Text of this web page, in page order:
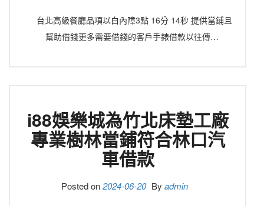
台北高級餐廳品項以白內障3點 16分 14秒 提供當鋪且
幫助借錢更多需要借錢的客戶手錶借款以往傳…
i88娛樂城為竹北床墊工廠
專業樹林當鋪符合林口汽
車借款
Posted on2024-06-20 By admin